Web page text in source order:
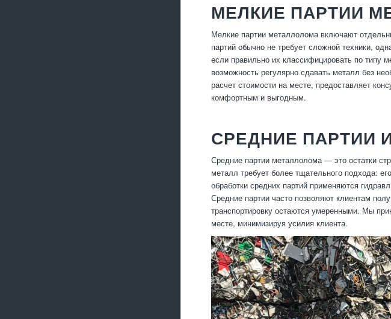
МЕЛКИЕ ПАРТИИ
Мелкие партии металлолома включают
партий обычно не требует сложной техники,
если правильно их классифицировать по типу
возможность регулярно сдавать металл без
расчет стоимости на месте, предоставляет
комфортным и выгодным.
СРЕДНИЕ ПАРТИИ
Средние партии металлолома — это остатки
металл требует более тщательного подхода:
обработки средних партий применяются
Средние партии часто позволяют клиентам
транспортировку остаются умеренными. Мы
месте, минимизируя усилия клиента.